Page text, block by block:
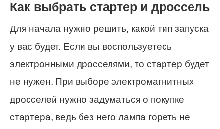
Как выбрать стартер и дроссель
Для начала нужно решить, какой тип запуска
у вас будет. Если вы воспользуетесь
электронными дросселями, то стартер будет
не нужен. При выборе электромагнитных
дросселей нужно задуматься о покупке
стартера, ведь без него лампа гореть не